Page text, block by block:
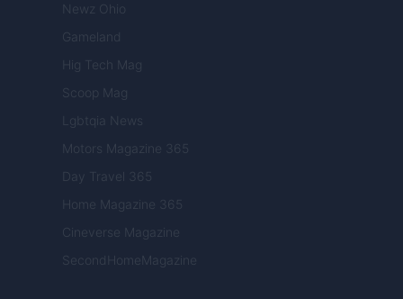
Newz Ohio
Gameland
Hig Tech Mag
Scoop Mag
Lgbtqia News
Motors Magazine 365
Day Travel 365
Home Magazine 365
Cineverse Magazine
SecondHomeMagazine